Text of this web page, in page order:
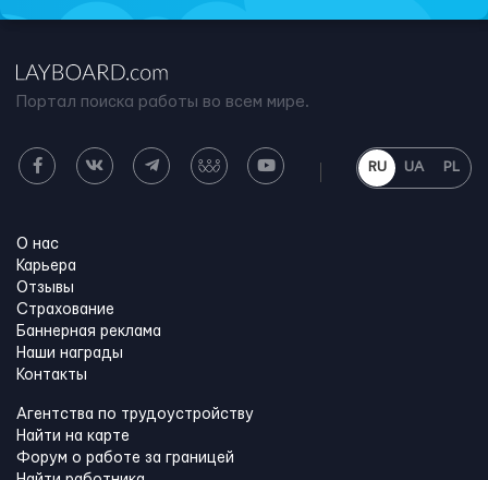
Портал поиска работы во всем мире.
RU UA PL
О нас
Карьера
Отзывы
Страхование
Баннерная реклама
Наши награды
Контакты
Агентства по трудоустройству
Найти на карте
Форум о работе за границей